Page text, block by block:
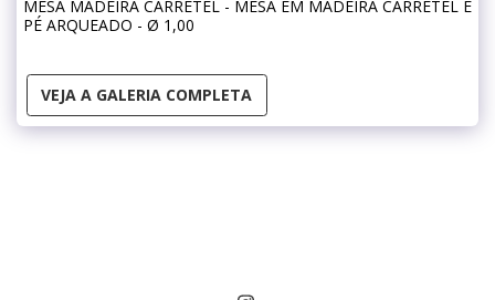
MESA MADEIRA CARRETEL - MESA EM MADEIRA CARRETEL E
PÉ ARQUEADO - Ø 1,00
VEJA A GALERIA COMPLETA